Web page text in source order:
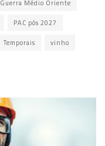
Guerra Médio Oriente
PAC pós 2027
Temporais vinho